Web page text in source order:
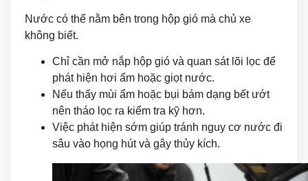
Nước có thể nằm bên trong hộp gió mà chủ xe
không biết.
Chỉ cần mở nắp hộp gió và quan sát lõi lọc để
phát hiện hơi ẩm hoặc giọt nước.
Nếu thấy mùi ẩm hoặc bụi bám dạng bết ướt
nên tháo lọc ra kiểm tra kỹ hơn.
Việc phát hiện sớm giúp tránh nguy cơ nước đi
sâu vào họng hút và gây thủy kích.